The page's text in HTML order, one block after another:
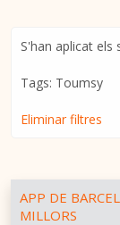
S'han aplicat els
Tags: Toumsy
Eliminar filtres
APP DE
MILLORS